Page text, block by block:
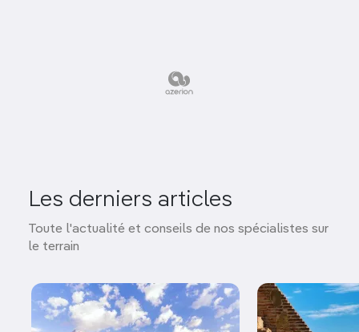
Les derniers articles
Toute l'actualité et conseils de nos spécialistes sur
le terrain